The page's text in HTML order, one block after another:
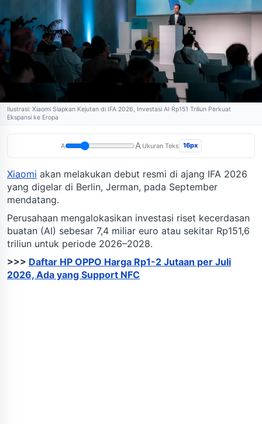
Ilustrasi: Xiaomi Siapkan Kejutan di IFA 2026, Investasi AI Rp151 Triliun Perkuat
Ekspansi ke Eropa
A A Ukuran Teks 16px
Xiaomi akan melakukan debut resmi di ajang IFA 2026
yang digelar di Berlin, Jerman, pada September
mendatang.
Perusahaan mengalokasikan investasi riset kecerdasan
buatan (AI) sebesar 7,4 miliar euro atau sekitar Rp151,6
triliun untuk periode 2026–2028.
>>> Daftar HP OPPO Harga Rp1-2 Jutaan per Juli
2026, Ada yang Support NFC